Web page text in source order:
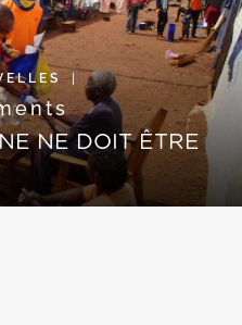
NE DOIT ÊTRE